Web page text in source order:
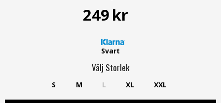
249kr
Svart
Välj Storlek
S M L XL XXL